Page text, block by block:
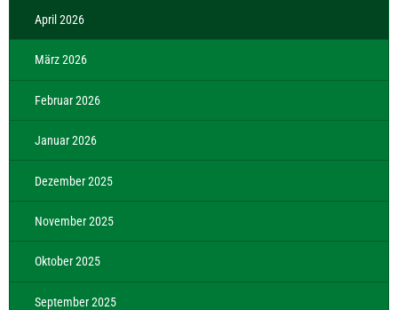
April 2026
März 2026
Februar 2026
Januar 2026
Dezember 2025
November 2025
Oktober 2025
September 2025